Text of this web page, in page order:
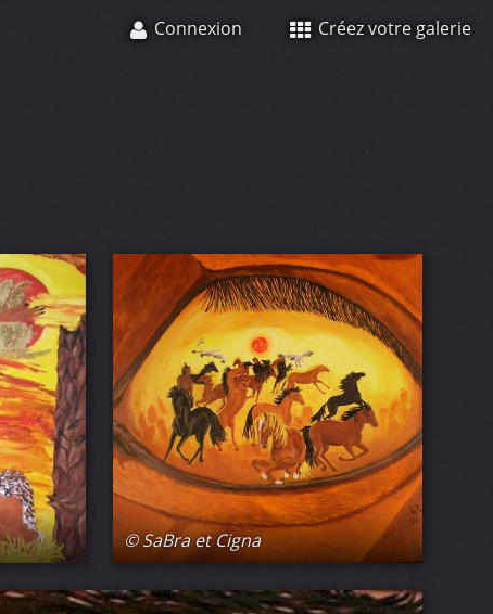
Connexion Créez votre galerie
© SaBra et Cigna